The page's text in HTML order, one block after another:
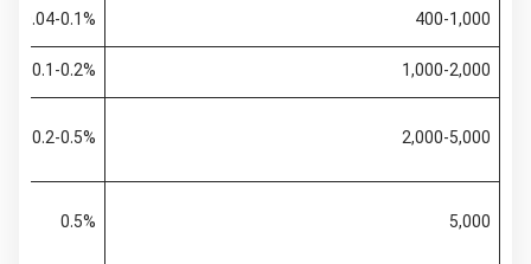
400-1,000
0.04-0.1%
1,000-2,000
0.1-0.2%
2,000-5,000
0.2-0.5%
5,000
0.5%